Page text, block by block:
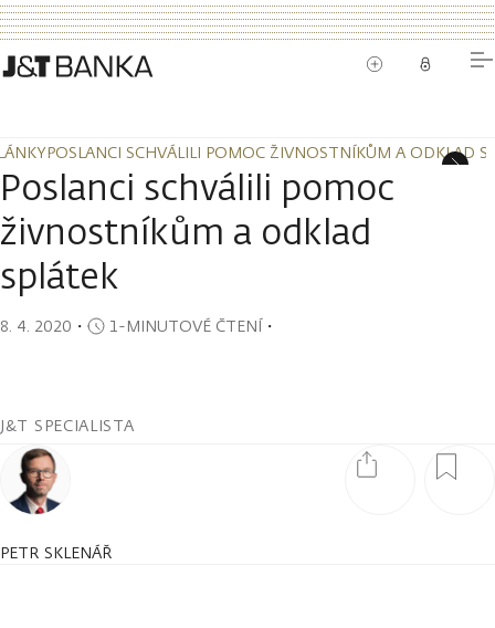
POSLANCI SCHVÁLILI POMOC ŽIVNOSTNÍKŮM A ODKLAD
POSLANCI SCHVÁLILI POMOC ŽIVNOSTNÍKŮM A ODKLAD
Poslanci schválili pomoc
živnostníkům a odklad
splátek
8. 4. 2020 ・ 1-MINUTOVÉ ČTENÍ・
J&T SPECIALISTA
PETR SKLENÁŘ